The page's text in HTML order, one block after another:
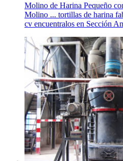
Molino de Harina Pequeño
Molino ... tortillas de harina
cv encuentralos en Sección